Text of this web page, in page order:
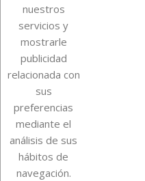
Su cuenta
nuestros
servicios y
mostrarle
publicidad
relacionada con
sus
preferencias
mediante el
análisis de sus
hábitos de
navegación.